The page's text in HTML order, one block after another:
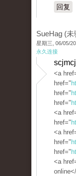
回复
SueHag (未
星期三, 06/05/
永久连接
<a
href="
href="
href="
<a
href="
<a
href="
href="
<a